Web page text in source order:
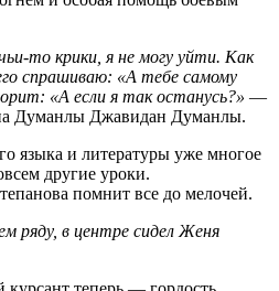
то крики, я не могу уйти. Как
спрашиваю: «А тебе самому
«А если я так останусь?» —
Думанлы Джавидан Думанлы.
языка и литературы уже многое
другие уроки.
помнит все до мелочей.
ряду, в центре сидел Женя